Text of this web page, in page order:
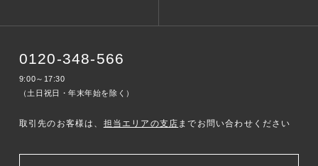
0120-348-566
9:00～17:30
（土日祝日・年末年始を除く）
取引先のお客様は、 担当エリアの支店 までお問い合わせください